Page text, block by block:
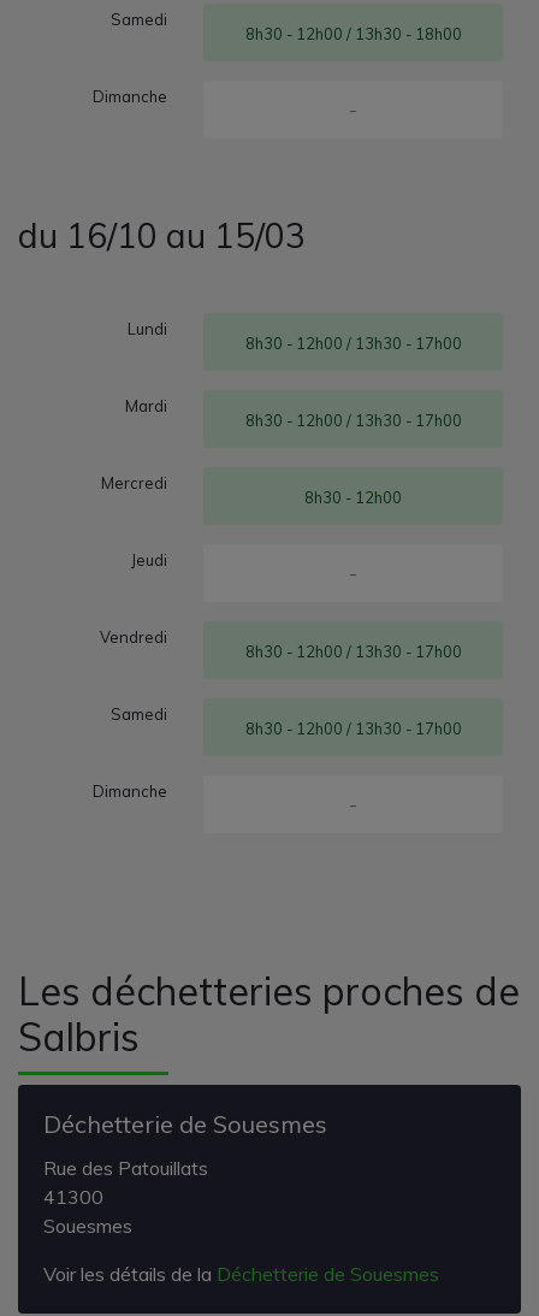
Les déchetteries proches de
Salbris
Déchetterie de Souesmes
Rue des Patouillats
41300
Souesmes
Voir les détails de la Déchetterie de Souesmes
Samedi
8h30 - 12h00 / 13h30 - 18h00
Dimanche
-
du 16/10 au 15/03
Lundi
8h30 - 12h00 / 13h30 - 17h00
Mardi
8h30 - 12h00 / 13h30 - 17h00
Mercredi
8h30 - 12h00
Jeudi
-
Vendredi
8h30 - 12h00 / 13h30 - 17h00
Samedi
8h30 - 12h00 / 13h30 - 17h00
Dimanche
-